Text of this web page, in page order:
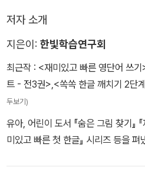
저자 소개
지은이: 한빛학습연구회
최근작 : <재미있고 빠른 영단어 쓰기
트 - 전3권>,<쏙쏙 한글 깨치기 2단
두보기)
유아, 어린이 도서 『숨은 그림 찾기』
미있고 빠른 첫 한글』 시리즈 등을 펴